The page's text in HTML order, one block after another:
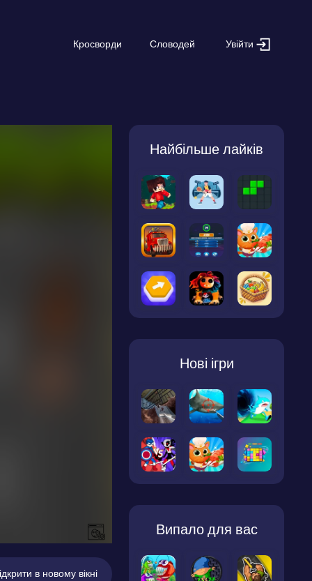
Кросворди Словодей Увійти
в новому вікні
Найбільше лайків
Нові ігри
Випало для вас